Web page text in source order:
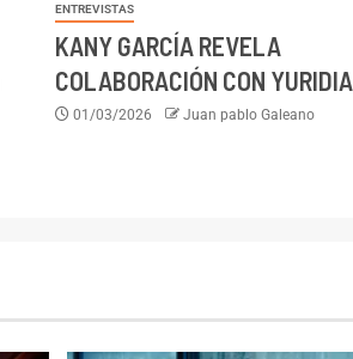
ENTREVISTAS
KANY GARCÍA REVELA
COLABORACIÓN CON YURIDIA
01/03/2026 Juan pablo Galeano